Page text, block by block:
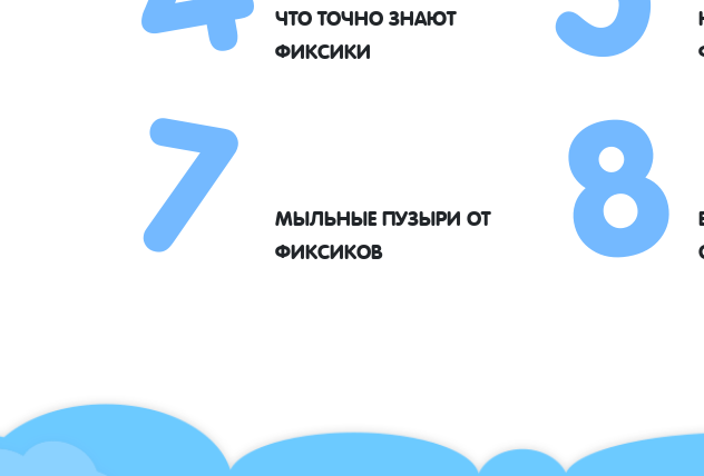
ЧТО ТОЧНО ЗНАЮТ
ФИКСИКИ
7МЫЛЬНЫЕ ПУЗЫРИ ОТ
ФИКСИКОВ
8